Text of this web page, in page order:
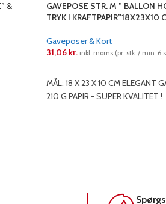
&
GAVEPOSE STR. M ” BALLON
TRYK I KRAFTPAPIR”18X23X10
Gaveposer & Kort
31,06 kr. inkl. moms (pr. stk. / min. 6
MÅL: 18 X 23 X 10 CM ELEGANT
210 G PAPIR - SUPER KVALITET !